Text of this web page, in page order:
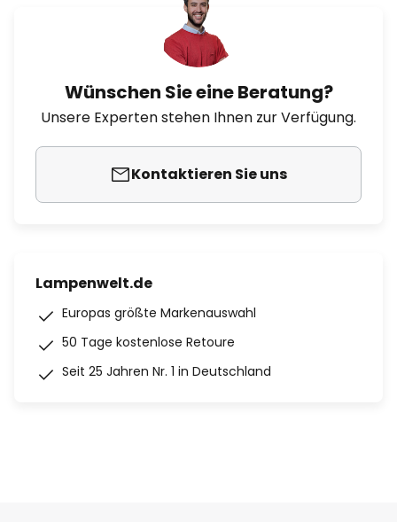
Wünschen Sie eine Beratung?
Unsere Experten stehen Ihnen zur Verfügung.
Kontaktieren Sie uns
Lampenwelt.de
Europas größte Markenauswahl
50 Tage kostenlose Retoure
Seit 25 Jahren Nr. 1 in Deutschland